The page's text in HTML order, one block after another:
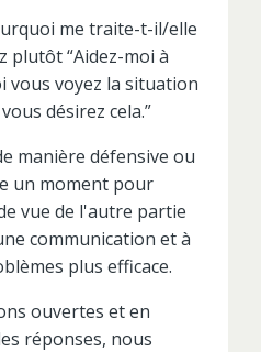
me traite-t-il/elle
plutôt “Aidez-moi à
vous voyez la situation
désirez cela.”
manière défensive ou
un moment pour
vue de l'autre partie
communication et à
plus efficace.
ouvertes et en
réponses, nous